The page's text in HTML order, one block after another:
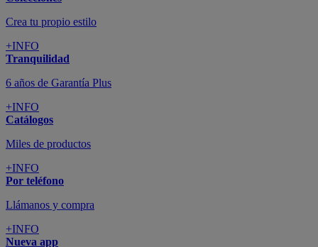
Crea tu propio estilo
+INFO
Tranquilidad
6 años de Garantía Plus
+INFO
Catálogos
Miles de productos
+INFO
Por teléfono
Llámanos y compra
+INFO
Nueva app